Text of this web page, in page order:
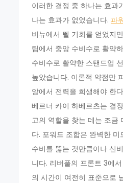
이러한 결정 중 하나는 효과
나는 효과가 없었습니다.파
비뉴에서 뛸 기회를 얻었지
팀에서 중앙 수비수로 활약
수비수로 활약한 스탠드업
높았습니다. 이론적 약점만
앙에서 전력을 희생해야 한
베르너 카이 하베르츠는 결
고의 역할을 찾는 데는 조금
다. 포워드 조합은 완벽한
수비를 뚫는 것만큼이나 신
니다. 리버풀의 프론트 3에
의 시간이 여전히 표준으로